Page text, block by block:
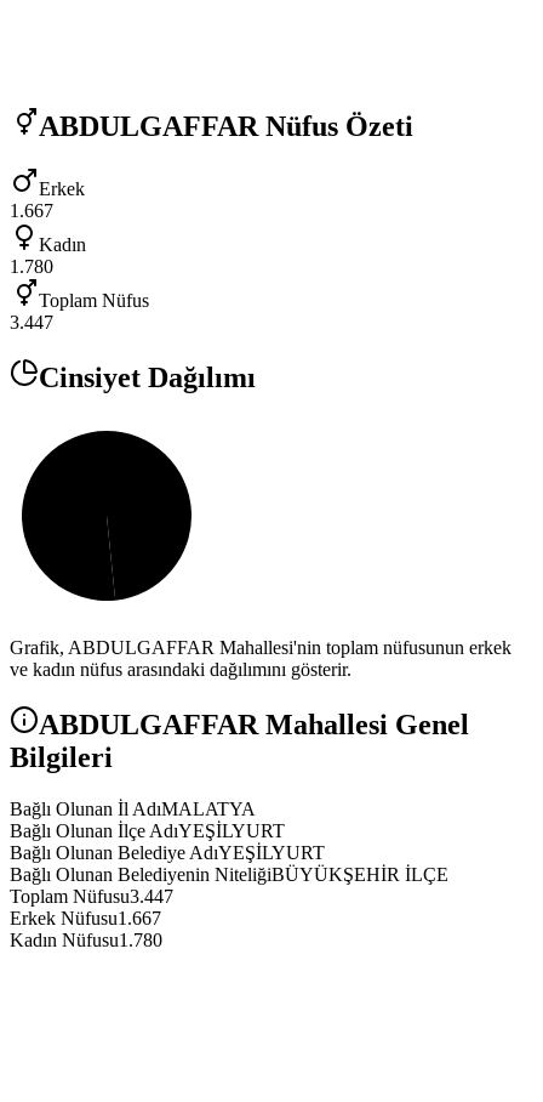
ABDULGAFFAR Nüfus Özeti
Erkek
1.667
Kadın
1.780
Toplam Nüfus
3.447
Cinsiyet Dağılımı
Grafik, ABDULGAFFAR Mahallesi'nin toplam nüfusunun erkek
ve kadın nüfus arasındaki dağılımını gösterir.
ABDULGAFFAR Mahallesi Genel
Bilgileri
Bağlı Olunan İl AdıMALATYA
Bağlı Olunan İlçe AdıYEŞİLYURT
Bağlı Olunan Belediye AdıYEŞİLYURT
Bağlı Olunan Belediyenin NiteliğiBÜYÜKŞEHİR İLÇE
Toplam Nüfusu3.447
Erkek Nüfusu1.667
Kadın Nüfusu1.780